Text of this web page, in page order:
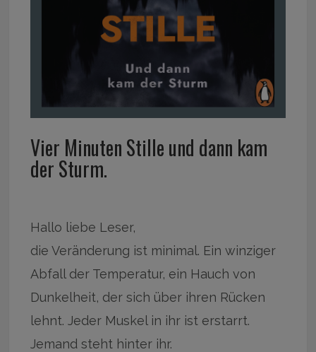
Vier Minuten Stille und dann kam
der Sturm.
Hallo liebe Leser,
die Veränderung ist minimal. Ein winziger
Abfall der Temperatur, ein Hauch von
Dunkelheit, der sich über ihren Rücken
lehnt. Jeder Muskel in ihr ist erstarrt.
Jemand steht hinter ihr.